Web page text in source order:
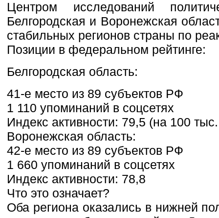
Центром исследований
Белгородская и Воронежская
стабильных регионов страны по
Позиции в федеральном рейтинге:
Белгородская область:
41-е место из 89 субъектов РФ
1 110 упоминаний в соцсетях
Индекс активности: 79,5 (на 100
Воронежская область:
42-е место из 89 субъектов РФ
1 660 упоминаний в соцсетях
Индекс активности: 78,8
Что это означает?
Оба региона оказались в нижней